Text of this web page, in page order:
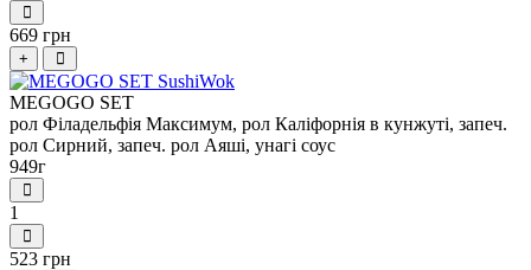
669 грн
+
MEGOGO SET
рол Філадельфія Максимум, рол Каліфорнія в кунжуті, запеч.
рол Сирний, запеч. рол Аяші, унагі соус
949г
1
523 грн